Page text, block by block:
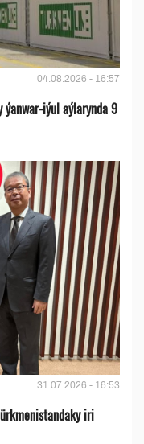
04.08.2026 - 16:57
ýanwar-iýul aýlarynda 9
31.07.2026 - 16:53
iri